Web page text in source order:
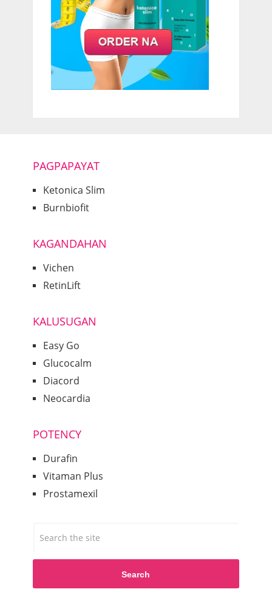
PAGPAPAYAT
Ketonica Slim
Burnbiofit
KAGANDAHAN
Vichen
RetinLift
KALUSUGAN
Easy Go
Glucocalm
Diacord
Neocardia
POTENCY
Durafin
Vitaman Plus
Prostamexil
Search